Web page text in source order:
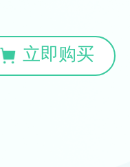
立即购买